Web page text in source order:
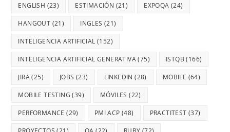
ENGLISH (23) ESTIMACIÓN (21) EXPOQA (24)
HANGOUT (21) INGLES (21)
INTELIGENCIA ARTIFICIAL (152)
INTELIGENCIA ARTIFICIAL GENERATIVA(75) ISTQB (166)
JIRA(25) JOBS (23) LINKEDIN (28) MOBILE (64)
MOBILE TESTING (39) MÓVILES (22)
PERFORMANCE (29) PMI ACP (48) PRACTITEST (37)